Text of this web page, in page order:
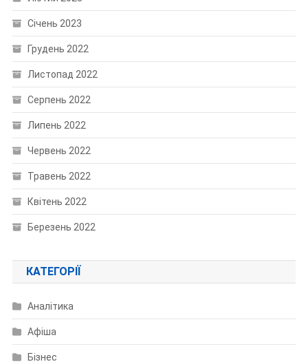
Січень 2023
Грудень 2022
Листопад 2022
Серпень 2022
Липень 2022
Червень 2022
Травень 2022
Квітень 2022
Березень 2022
КАТЕГОРІЇ
Аналітика
Афіша
Бізнес